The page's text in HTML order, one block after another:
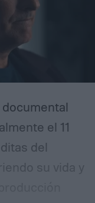
el 11
del
su vida y